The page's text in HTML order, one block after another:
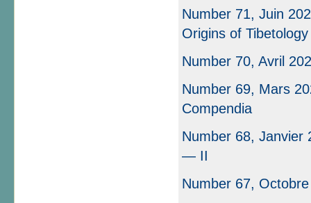
Number 71, Juin
Origins of Tibetology
Number 70, Avril
Number 69, Mars
Compendia
Number 68, Janvier
— II
Number 67,